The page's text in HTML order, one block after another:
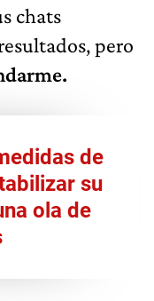
chats
pero
de
su
ola de